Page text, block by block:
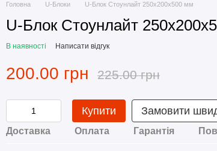
Головна U-Блоки U-Блок Стоунлайт 250x200x500 мм
U-Блок Стоунлайт
В наявності Написати відгук
200.00 грн 225.00 грн
Купити Замовити
Доставка Оплата Гарантія